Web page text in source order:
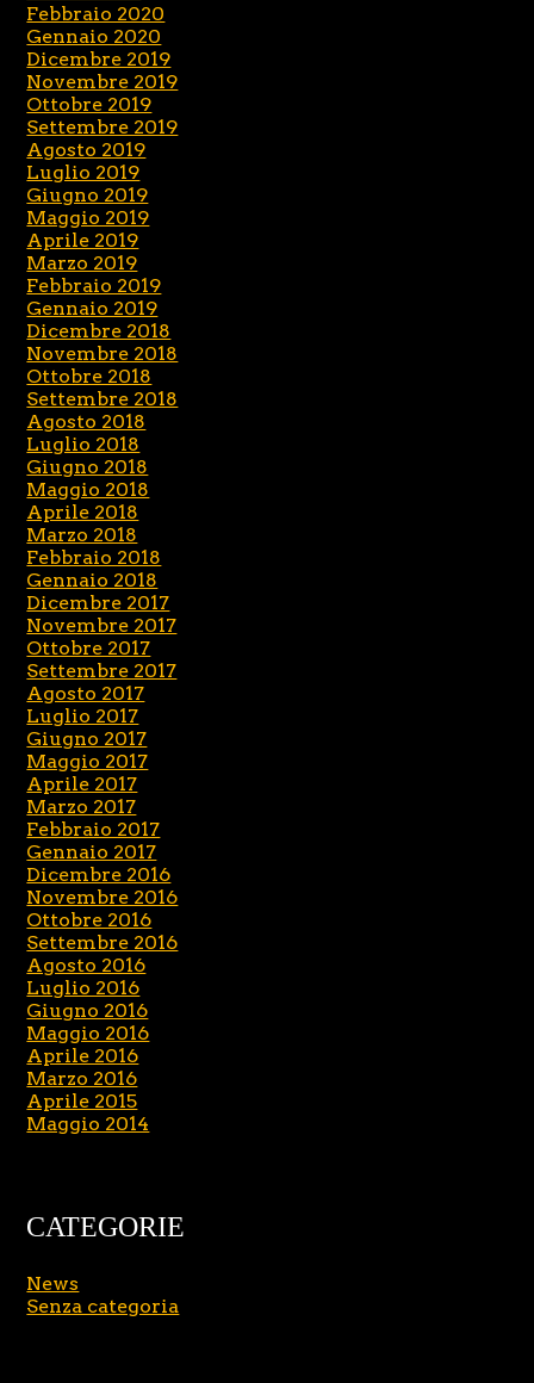
Febbraio 2020
Gennaio 2020
Dicembre 2019
Novembre 2019
Ottobre 2019
Settembre 2019
Agosto 2019
Luglio 2019
Giugno 2019
Maggio 2019
Aprile 2019
Marzo 2019
Febbraio 2019
Gennaio 2019
Dicembre 2018
Novembre 2018
Ottobre 2018
Settembre 2018
Agosto 2018
Luglio 2018
Giugno 2018
Maggio 2018
Aprile 2018
Marzo 2018
Febbraio 2018
Gennaio 2018
Dicembre 2017
Novembre 2017
Ottobre 2017
Settembre 2017
Agosto 2017
Luglio 2017
Giugno 2017
Maggio 2017
Aprile 2017
Marzo 2017
Febbraio 2017
Gennaio 2017
Dicembre 2016
Novembre 2016
Ottobre 2016
Settembre 2016
Agosto 2016
Luglio 2016
Giugno 2016
Maggio 2016
Aprile 2016
Marzo 2016
Aprile 2015
Maggio 2014
CATEGORIE
News
Senza categoria